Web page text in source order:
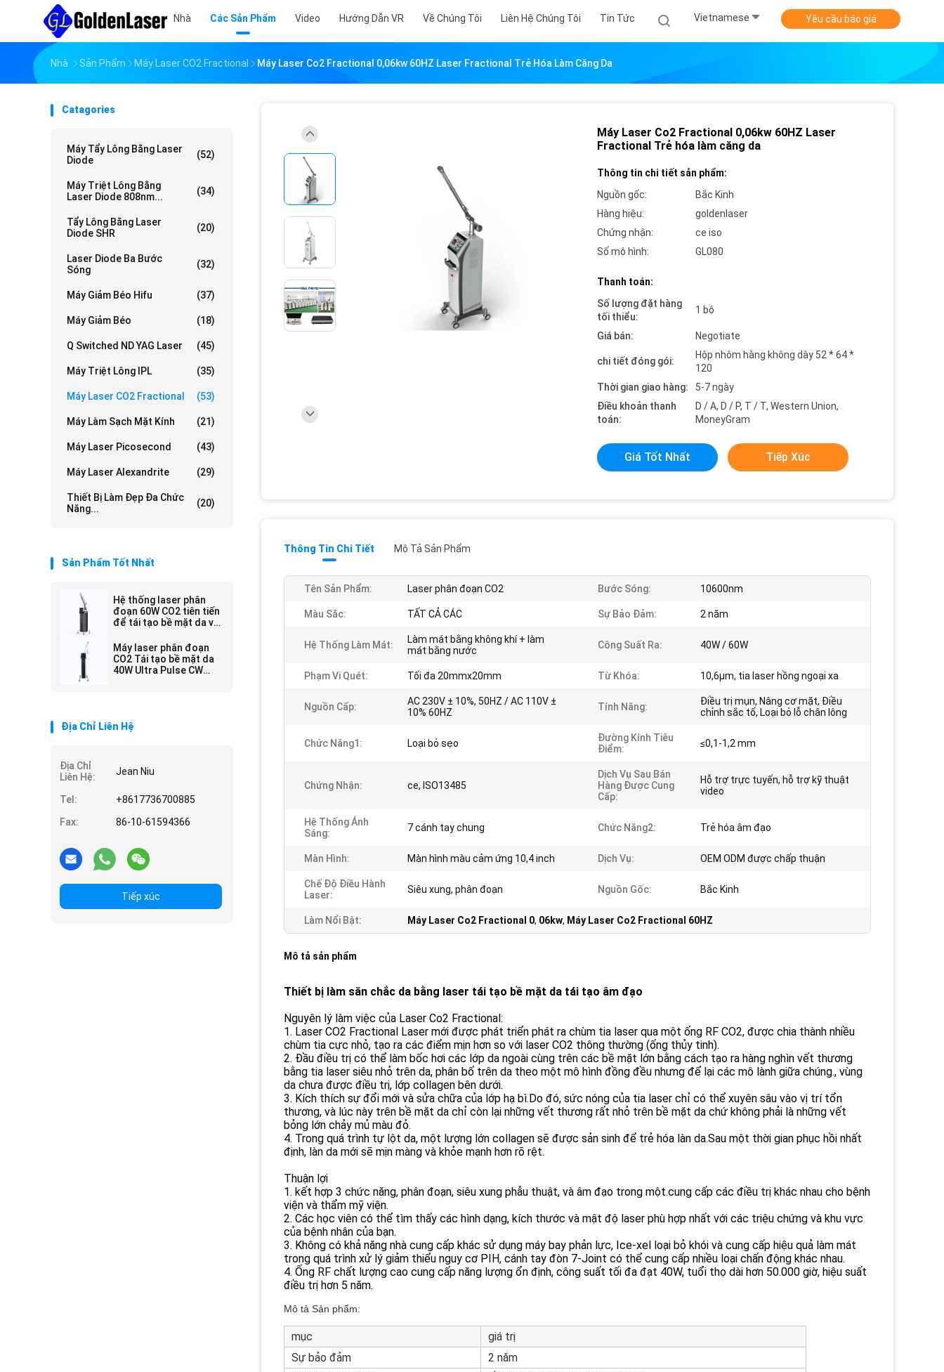
Nhà Các Sản Phẩm Video Hướng Dẫn VR Về Chúng Tôi Liên Hệ Chúng Tôi Tin Tức Vietnamese Yêu cầu báo giá
Nhà Sản Phẩm Máy Laser CO2 Fractional Máy Laser Co2 Fractional 0,06kw 60HZ Laser Fractional Trẻ Hóa Làm Căng Da
Catagories
Máy Tẩy Lông Bằng Laser
Diode
(52)
Máy Triệt Lông Bằng
Laser Diode 808nm...
(34)
Tẩy Lông Bằng Laser
Diode SHR
(20)
Laser Diode Ba Bước
Sóng
(32)
Máy Giảm Béo Hifu (37)
Máy Giảm Béo (18)
Q Switched ND YAG Laser (45)
Máy Triệt Lông IPL (35)
Máy Laser CO2 Fractional (53)
Máy Làm Sạch Mặt Kính (21)
Máy Laser Picosecond (43)
Máy Laser Alexandrite (29)
Thiết Bị Làm Đẹp Đa Chức
Năng...
(20)
Sản Phẩm Tốt Nhất
Hệ thống laser phân
đoạn 60W CO2 tiên tiến
để tái tạo bề mặt da và
Máy laser phân đoạn
CO2 Tái tạo bề mặt da
40W Ultra Pulse CW
Địa Chỉ Liên Hệ
Địa Chỉ
Liên Hệ:
Jean Niu
Tel:
+8617736700885
Fax:
86-10-61594366
Tiếp xúc
Máy Laser Co2 Fractional 0,06kw 60HZ Laser
Fractional Trẻ hóa làm căng da
Thông tin chi tiết sản phẩm:
Nguồn gốc:
Bắc Kinh
Hàng hiệu:
goldenlaser
Chứng nhận:
ce iso
Số mô hình:
GL080
Thanh toán:
Số lượng đặt hàng
tối thiểu:
1 bộ
Giá bán: Negotiate
chi tiết đóng gói:
Hộp nhôm hàng không dày 52 * 64 *
120
Thời gian giao hàng:
5-7 ngày
Điều khoản thanh
toán:
D / A, D / P, T / T, Western Union,
MoneyGram
Giá Tốt Nhất Tiếp Xúc
Thông Tin Chi Tiết Mô Tả Sản Phẩm
Tên Sản Phẩm: Laser phân đoạn CO2 Bước Sóng: 10600nm
Màu Sắc: TẤT CẢ CÁC Sự Bảo Đảm: 2 năm
Hệ Thống Làm Mát:
Làm mát bằng không khí + làm
mát bằng nước
Công Suất Ra: 40W / 60W
Phạm Vi Quét: Tối đa 20mmx20mm Từ Khóa: 10,6μm, tia laser hồng ngoại xa
Nguồn Cấp:
AC 230V ± 10%, 50HZ / AC 110V ±
10% 60HZ
Tính Năng:
Điều trị mụn, Nâng cơ mặt, Điều
chỉnh sắc tố, Loại bỏ lỗ chân lông
Chức Năng1: Loại bỏ sẹo
Đường Kính Tiêu
Điểm:
≤0,1-1,2 mm
Chứng Nhận: ce, ISO13485
Dịch Vụ Sau Bán
Hàng Được Cung
Cấp:
Hỗ trợ trực tuyến, hỗ trợ kỹ thuật
video
Hệ Thống Ánh
Sáng:
7 cánh tay chung Chức Năng2: Trẻ hóa âm đạo
Màn Hình: Màn hình màu cảm ứng 10,4 inch Dịch Vụ: OEM ODM được chấp thuận
Chế Độ Điều Hành
Laser:
Siêu xung, phân đoạn Nguồn Gốc: Bắc Kinh
Làm Nổi Bật: Máy Laser Co2 Fractional 0, 06kw, Máy Laser Co2 Fractional 60HZ
Mô tả sản phẩm
Thiết bị làm săn chắc da bằng laser tái tạo bề mặt da tái tạo âm đạo
Nguyên lý làm việc của Laser Co2 Fractional:
1. Laser CO2 Fractional Laser mới được phát triển phát ra chùm tia laser qua một ống RF CO2, được chia thành nhiều
chùm tia cực nhỏ, tạo ra các điểm mịn hơn so với laser CO2 thông thường (ống thủy tinh).
2. Đầu điều trị có thể làm bốc hơi các lớp da ngoài cùng trên các bề mặt lớn bằng cách tạo ra hàng nghìn vết thương
bằng tia laser siêu nhỏ trên da, phân bố trên da theo một mô hình đồng đều nhưng để lại các mô lành giữa chúng., vùng
da chưa được điều trị, lớp collagen bên dưới.
3. Kích thích sự đổi mới và sửa chữa của lớp hạ bì.Do đó, sức nóng của tia laser chỉ có thể xuyên sâu vào vị trí tổn
thương, và lúc này trên bề mặt da chỉ còn lại những vết thương rất nhỏ trên bề mặt da chứ không phải là những vết
bỏng lớn chảy mủ màu đỏ.
4. Trong quá trình tự lột da, một lượng lớn collagen sẽ được sản sinh để trẻ hóa làn da.Sau một thời gian phục hồi nhất
định, làn da mới sẽ mịn màng và khỏe mạnh hơn rõ rệt.
Thuận lợi
1. kết hợp 3 chức năng, phân đoạn, siêu xung phẫu thuật, và âm đạo trong một.cung cấp các điều trị khác nhau cho bệnh
viện và thẩm mỹ viện.
2. Các học viên có thể tìm thấy các hình dạng, kích thước và mật độ laser phù hợp nhất với các triệu chứng và khu vực
của bệnh nhân của bạn.
3. Không có khả năng nhà cung cấp khác sử dụng máy bay phản lực, Ice-xel loại bỏ khói và cung cấp hiệu quả làm mát
trong quá trình xử lý giảm thiểu nguy cơ PIH, cánh tay đòn 7-Joint có thể cung cấp nhiều loại chấn động khác nhau.
4. Ống RF chất lượng cao cung cấp năng lượng ổn định, công suất tối đa đạt 40W, tuổi thọ dài hơn 50.000 giờ, hiệu suất
điều trị hơn 5 năm.
Mô tả Sản phẩm:
mục
giá trị
Sự bảo đảm
2 năm